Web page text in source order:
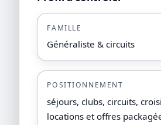
FAMILLE
Généraliste & circuits
POSITIONNEMENT
séjours, clubs, circuits,
locations et offres